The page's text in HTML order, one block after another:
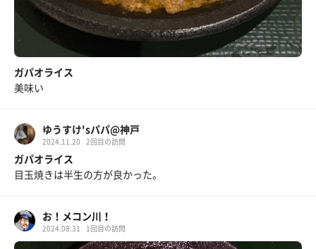
ガパオライス
美味い
ゆうすけ'sパパ@神戸
2024.11.20 2回目の訪問
ガパオライス
目玉焼きは半生の方が良かった。
お！メコン川！
2024.08.31 1回目の訪問